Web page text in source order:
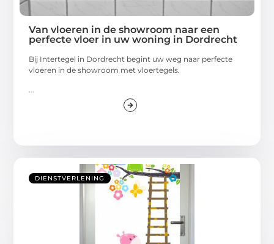
Van vloeren in de showroom naar een
perfecte vloer in uw woning in Dordrecht
Bij Intertegel in Dordrecht begint uw weg naar perfecte
vloeren in de showroom met vloertegels.
DIENSTVERLENING